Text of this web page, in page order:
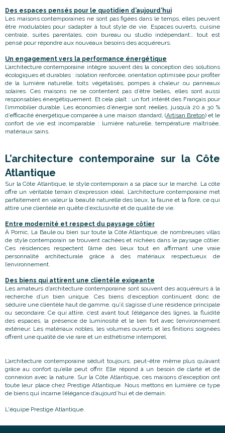
Des espaces pensés pour le quotidien d’aujourd’hui
Les maisons contemporaines ne sont pas figées dans le temps, elles peuvent
être modulables pour s’adapter à tout style de vie. Espaces ouverts, cuisine
centrale, suites parentales, coin bureau ou studio indépendant… tout est
pensé pour répondre aux nouveaux besoins des acquéreurs.
Un engagement vers la performance énergétique
L’architecture contemporaine intègre souvent dès la conception des solutions
écologiques et durables : isolation renforcée, orientation optimisée pour profiter
de la lumière naturelle, toits végétalisés, pompes à chaleur ou panneaux
solaires. Ces maisons ne se contentent pas d’être belles, elles sont aussi
responsables énergétiquement. Et cela plaît : un fort intérêt des Français pour
l’immobilier durable. Les économies d’énergie sont réelles, jusqu’à 20 à 30 %
d’efficacité énergétique comparée à une maison standard, (Artisan Breton) et le
confort de vie est incomparable : lumière naturelle, température maîtrisée,
matériaux sains.
L’architecture contemporaine sur la Côte
Atlantique
Sur la Côte Atlantique, le style contemporain a sa place sur le marché. La côte
offre un véritable terrain d’expression idéal. L’architecture contemporaine met
parfaitement en valeur la beauté naturelle des lieux, la faune et la flore, ce qui
attire une clientèle en quête d’exclusivité et de qualité de vie.
Entre modernité et respect du paysage côtier
À Pornic, La Baule ou bien sur toute la Côte Atlantique, de nombreuses villas
de style contemporain se trouvent cachées et nichées dans le paysage côtier.
Ces résidences respectent l’âme des lieux tout en affirmant une vraie
personnalité architecturale grâce à des matériaux respectueux de
l’environnement.
Des biens qui attirent une clientèle exigeante
Les amateurs d’architecture contemporaine sont souvent des acquéreurs à la
recherche d’un bien unique. Ces biens d’exception continuent donc de
séduire une clientèle haut de gamme, qu’il s’agisse d’une résidence principale
ou secondaire. Ce qui attire, c’est avant tout l’élégance des lignes, la fluidité
des espaces, la présence de luminosité et le lien fort avec l’environnement
extérieur. Les matériaux nobles, les volumes ouverts et les finitions soignées
offrent une qualité de vie rare et un esthétisme intemporel.
L’architecture contemporaine séduit toujours, peut-être même plus qu’avant
grâce au confort qu’elle peut offrir. Elle répond à un besoin de clarté et de
connexion avec la nature. Sur la Côte Atlantique, ces maisons d’exception ont
toute leur place chez Prestige Atlantique. Nous mettons en lumière ce type
de biens qui incarne l’élégance d’aujourd’hui et de demain.
L'équipe Prestige Atlantique.